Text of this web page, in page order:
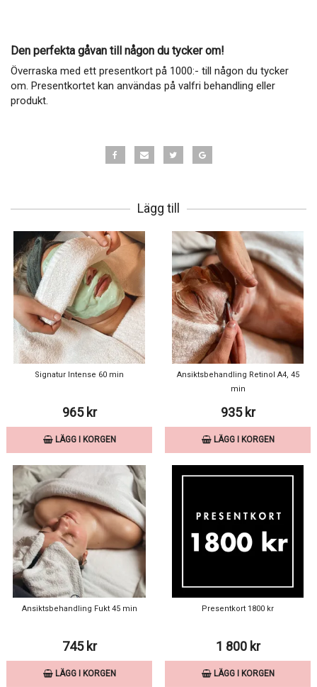
Den perfekta gåvan till någon du tycker om!
Överraska med ett presentkort på 1000:- till någon du tycker
om. Presentkortet kan användas på valfri behandling eller
produkt.
Lägg till
Signatur Intense 60 min
965 kr
LÄGG I KORGEN
Ansiktsbehandling Retinol A4, 45
min
935 kr
LÄGG I KORGEN
Ansiktsbehandling Fukt 45 min
745 kr
LÄGG I KORGEN
Presentkort 1800 kr
1 800 kr
LÄGG I KORGEN